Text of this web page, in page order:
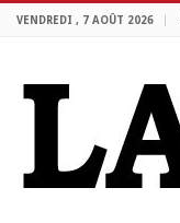
VENDREDI , 7 AOÛT 2026